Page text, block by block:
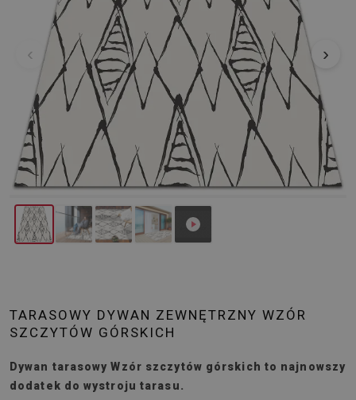
‹ ›
TARASOWY DYWAN ZEWNĘTRZNY WZÓR
SZCZYTÓW GÓRSKICH
Dywan tarasowy Wzór szczytów górskich to najnowszy
dodatek do wystroju tarasu.